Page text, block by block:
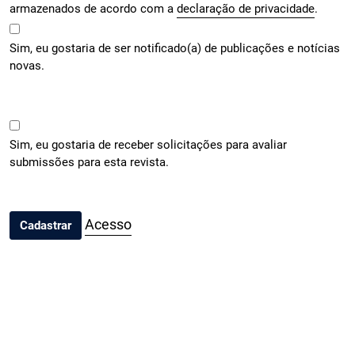
armazenados de acordo com a declaração de privacidade.
Sim, eu gostaria de ser notificado(a) de publicações e notícias
novas.
Sim, eu gostaria de receber solicitações para avaliar
submissões para esta revista.
Cadastrar Acesso